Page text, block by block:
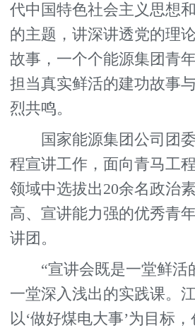
代中国特色社会主义思想
的主题，讲深讲透党的理
故事，一个个能源集团青
担当真实鲜活的建功故事
烈共鸣。
国家能源集团公司团委
程宣讲工作，面向青马工
领域中选拔出20余名政治
高、宣讲能力强的优秀青
讲团。
“宣讲会既是一堂鲜活
一堂深入浅出的实践课。
以‘做好煤电大事’为目标